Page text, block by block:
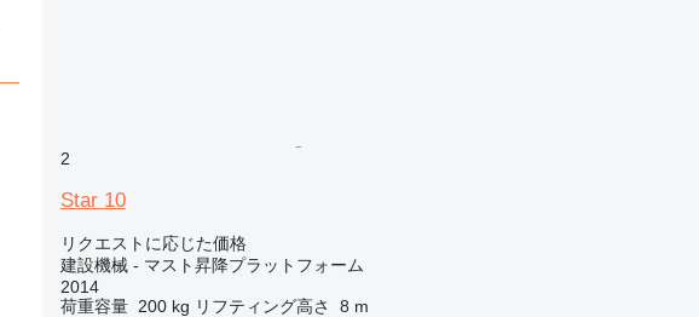
2
Star 10
リクエストに応じた価格
建設機械 - マスト昇降プラットフォーム
2014
荷重容量 200 kg リフティング高さ
8 m